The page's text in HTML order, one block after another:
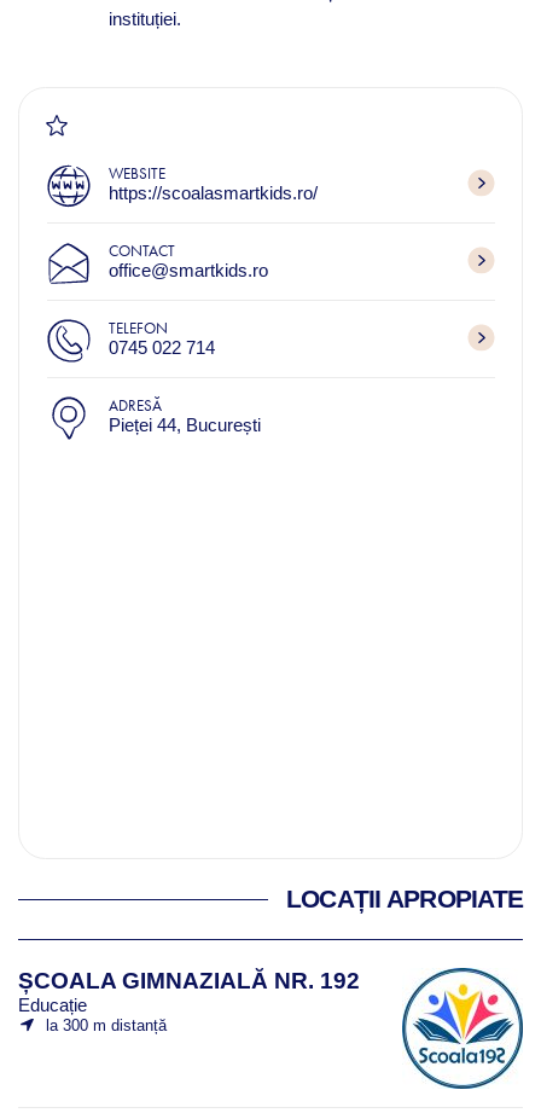
instituției.
WEBSITE
https://scoalasmartkids.ro/
CONTACT
office@smartkids.ro
TELEFON
0745 022 714
ADRESĂ
Pieței 44, București
LOCAȚII APROPIATE
ȘCOALA GIMNAZIALĂ NR. 192
Educație
la 300 m distanță